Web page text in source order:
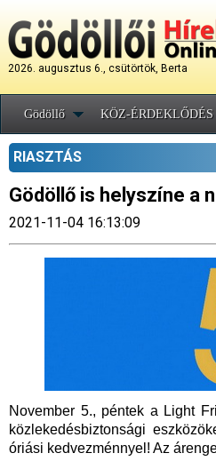
2026. augusztus 6., csütörtök, Berta
Gödöllő KÖZ-ÉRDEKLŐDÉS
RIASZTÁS
Gödöllő is helyszíne a
2021-11-04 16:13:09
November 5., péntek a Light
közlekedésbiztonsági
óriási kedvezménnyel! Az